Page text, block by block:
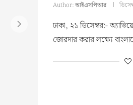
Author:আইএসপিআর
ঢাকা, ২১ ডিসেম্বর:-
জোরদার করার লক্ষ্যে